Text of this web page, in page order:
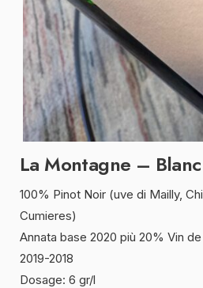
La Montagne –
100% Pinot Noir (uve di Mailly,
Cumieres)
Annata base 2020 più 20% Vin
2019-2018
Dosage: 6 gr/l